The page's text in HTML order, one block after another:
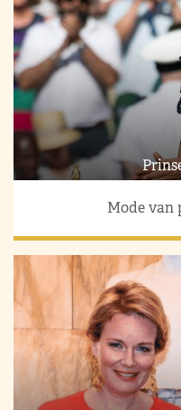
Mode van